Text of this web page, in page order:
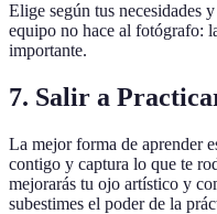
Elige según tus necesidades
equipo no hace al fotógrafo:
importante.
7. Salir a
La mejor forma de aprender
contigo y captura lo que te
mejorarás tu ojo artístico y
subestimes el poder de la